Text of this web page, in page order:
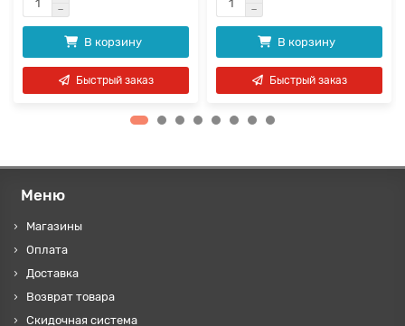
В корзину
Быстрый заказ
В корзину
Быстрый заказ
Меню
Магазины
Оплата
Доставка
Возврат товара
Скидочная система